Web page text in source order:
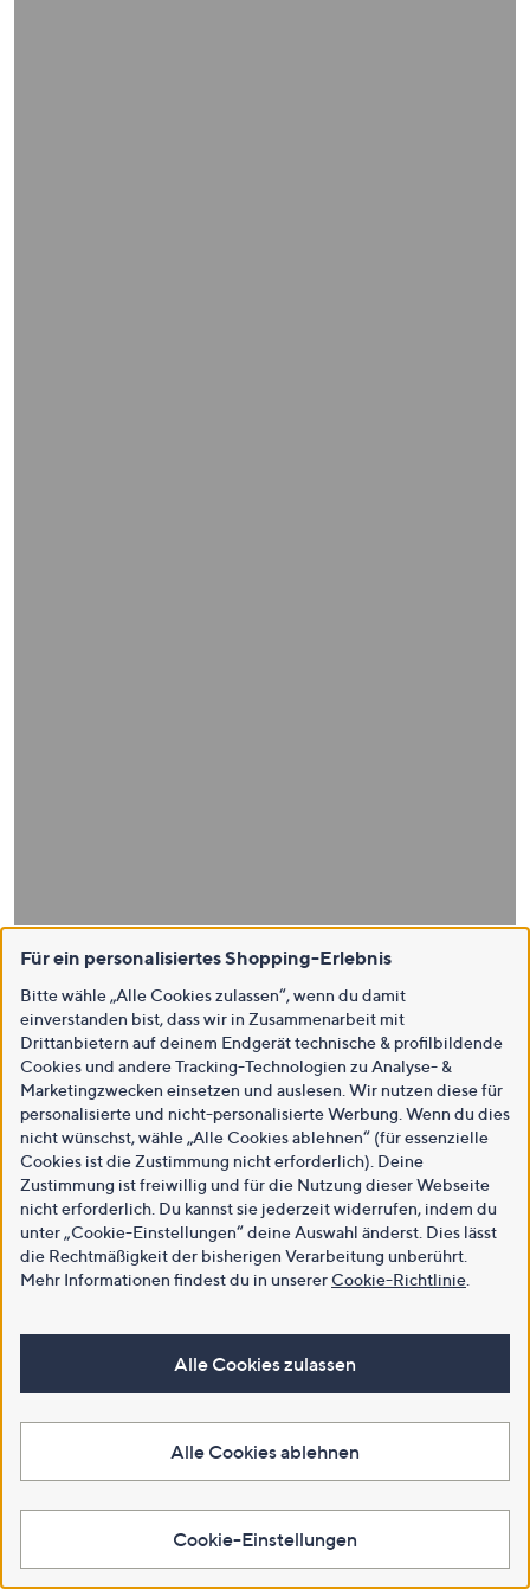
Für ein personalisiertes Shopping-Erlebnis
Bitte wähle „Alle Cookies zulassen“, wenn du damit
einverstanden bist, dass wir in Zusammenarbeit mit
Drittanbietern auf deinem Endgerät technische & profilbildende
Cookies und andere Tracking-Technologien zu Analyse- &
Marketingzwecken einsetzen und auslesen. Wir nutzen diese für
personalisierte und nicht-personalisierte Werbung. Wenn du dies
nicht wünschst, wähle „Alle Cookies ablehnen“ (für essenzielle
Cookies ist die Zustimmung nicht erforderlich). Deine
Zustimmung ist freiwillig und für die Nutzung dieser Webseite
nicht erforderlich. Du kannst sie jederzeit widerrufen, indem du
unter „Cookie-Einstellungen“ deine Auswahl änderst. Dies lässt
die Rechtmäßigkeit der bisherigen Verarbeitung unberührt.
Mehr Informationen findest du in unsererCookie-Richtlinie
Alle Cookies zulassen
Alle Cookies ablehnen
Cookie-Einstellungen